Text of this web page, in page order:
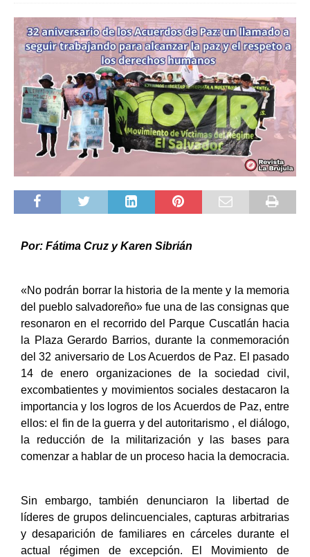
Por: Fátima Cruz y Karen Sibrián
«No podrán borrar la historia de la mente y la memoria
del pueblo salvadoreño» fue una de las consignas que
resonaron en el recorrido del Parque Cuscatlán hacia
la Plaza Gerardo Barrios, durante la conmemoración
del 32 aniversario de Los Acuerdos de Paz. El pasado
14 de enero organizaciones de la sociedad civil,
excombatientes y movimientos sociales destacaron la
importancia y los logros de los Acuerdos de Paz, entre
ellos: el fin de la guerra y del autoritarismo , el diálogo,
la reducción de la militarización y las bases para
comenzar a hablar de un proceso hacia la democracia.
Sin embargo, también denunciaron la libertad de
líderes de grupos delincuenciales, capturas arbitrarias
y desaparición de familiares en cárceles durante el
actual régimen de excepción. El Movimiento de